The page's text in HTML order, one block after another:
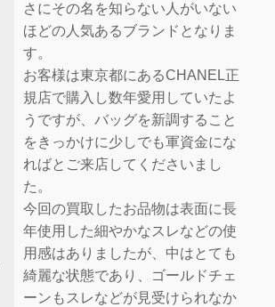
さにその名を知らない人がいない
ほどの人気あるブランドとなりま
す。
お客様は東京都にあるCHANEL正
規店で購入し数年愛用していたよ
うですが、バッグを新調すること
をきっかけに少しでも軍資金にな
ればとご来店してくださいまし
た。
今回の買取したお品物は表面に長
年使用した細やかなスレなどの使
用感はありましたが、中はとても
綺麗な状態であり、ゴールドチェ
ーンもスレなどが見受けられなか